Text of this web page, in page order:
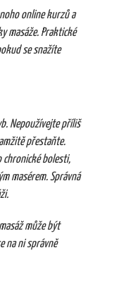
online kurzů a
masáže. Praktické
se snažíte
Nepoužívejte příliš
přestaňte.
chronické bolesti,
masérem. Správná
může být
na ni správně